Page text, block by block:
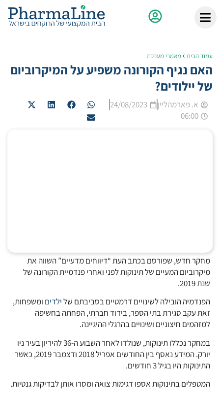
עמוד הבית ›מאמרי מערכת
האם נגיף הקורונה משפיע על המיקרוביום
של יילודים?
א. פארמהליין
24/08/2023
06:00
מחקר חדש, שפורסם בכתב העת “דיווחים מדעיים” השווה את
מיקרוביום המעיים של תינוקות לפני ואחרי פנדמיית הקורונה של
שנת 2019.
הפנדמיה הובילה לשינויים דרמטיים בסביבתם שלילדים ומשפחות,
זאת עקב סגירת בתי הספר, בידוד חברתי, הפחתה בחשיפה
למזהמים חיצוניים ושינויים בהרגלי ההיגיינה.
במחקר נכללו תינוקות, שנולדו לאחר השבוע ה-36 להיריון בעיר ניו
יורק. המידע נאסף בין החודשים אפריל 2018 ודצמבר 2019, כאשר
התינוקות היו בגיל 3 חודשים.
המטפלים בתינוקות אספו דגימות צואה ומסרו אותן לבדיקות גנטיות.